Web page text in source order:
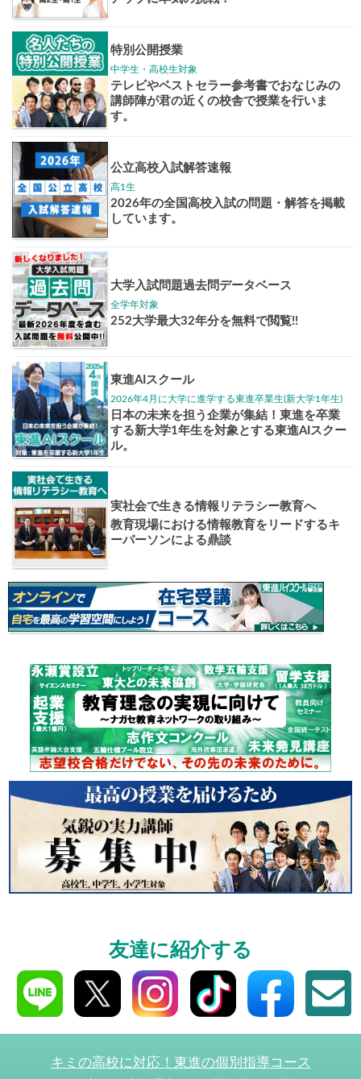
志作文コンクール 君の未来
情報
大学入試偏差値ランキング 現役合格
お知らせ・イベント
高3生・高2生・高1生対
東進の実力講師陣
導を今すぐ体験!!
個別相談
高3生・高2生・高1生と
受験や高校の成績
ください！
高3生・高2生・高1生対
資料請求・イベン
ら！
友達に紹介する
キミの高校に対応！東進の個別指導コース